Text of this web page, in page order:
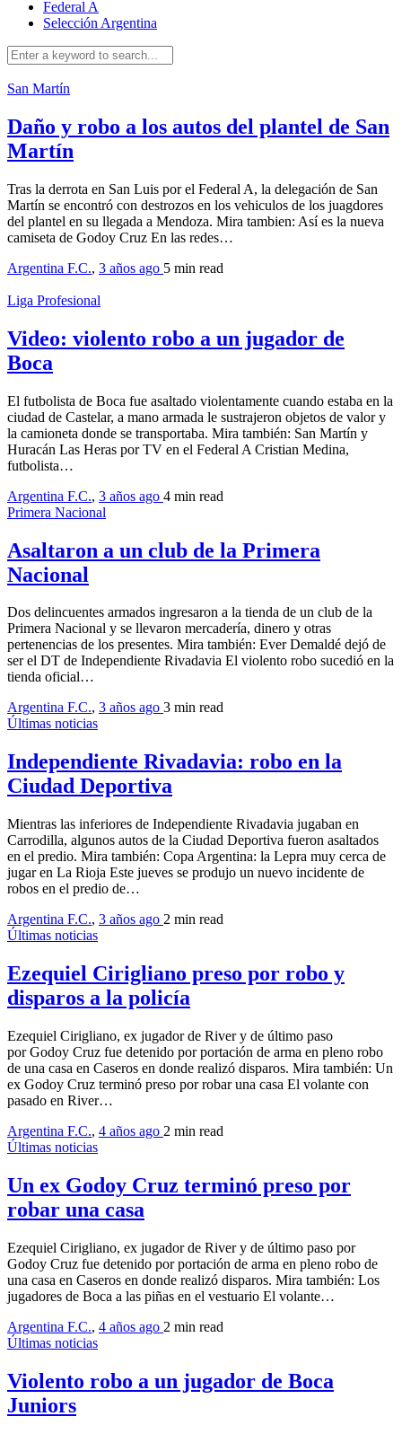
Federal A
Selección Argentina
San Martín
Daño y robo a los autos del plantel de San
Martín
Tras la derrota en San Luis por el Federal A, la delegación de San
Martín se encontró con destrozos en los vehiculos de los juagdores
del plantel en su llegada a Mendoza. Mira tambien: Así es la nueva
camiseta de Godoy Cruz En las redes…
Argentina F.C., 3 años ago 5 min read
Liga Profesional
Video: violento robo a un jugador de
Boca
El futbolista de Boca fue asaltado violentamente cuando estaba en la
ciudad de Castelar, a mano armada le sustrajeron objetos de valor y
la camioneta donde se transportaba. Mira también: San Martín y
Huracán Las Heras por TV en el Federal A Cristian Medina,
futbolista…
Argentina F.C., 3 años ago 4 min read
Primera Nacional
Asaltaron a un club de la Primera
Nacional
Dos delincuentes armados ingresaron a la tienda de un club de la
Primera Nacional y se llevaron mercadería, dinero y otras
pertenencias de los presentes. Mira también: Ever Demaldé dejó de
ser el DT de Independiente Rivadavia El violento robo sucedió en la
tienda oficial…
Argentina F.C., 3 años ago 3 min read
Últimas noticias
Independiente Rivadavia: robo en la
Ciudad Deportiva
Mientras las inferiores de Independiente Rivadavia jugaban en
Carrodilla, algunos autos de la Ciudad Deportiva fueron asaltados
en el predio. Mira también: Copa Argentina: la Lepra muy cerca de
jugar en La Rioja Este jueves se produjo un nuevo incidente de
robos en el predio de…
Argentina F.C., 3 años ago 2 min read
Últimas noticias
Ezequiel Cirigliano preso por robo y
disparos a la policía
Ezequiel Cirigliano, ex jugador de River y de último paso
por Godoy Cruz fue detenido por portación de arma en pleno robo
de una casa en Caseros en donde realizó disparos. Mira también: Un
ex Godoy Cruz terminó preso por robar una casa El volante con
pasado en River…
Argentina F.C., 4 años ago 2 min read
Últimas noticias
Un ex Godoy Cruz terminó preso por
robar una casa
Ezequiel Cirigliano, ex jugador de River y de último paso por
Godoy Cruz fue detenido por portación de arma en pleno robo de
una casa en Caseros en donde realizó disparos. Mira también: Los
jugadores de Boca a las piñas en el vestuario El volante…
Argentina F.C., 4 años ago 2 min read
Últimas noticias
Violento robo a un jugador de Boca
Juniors